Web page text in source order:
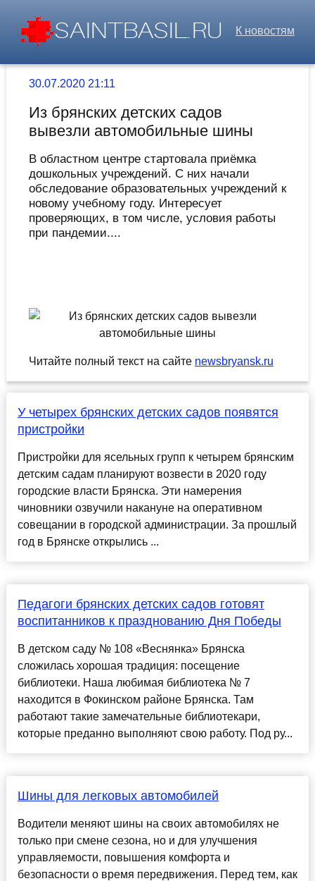
К новостям
30.07.2020 21:11
Из брянских детских садов
вывезли автомобильные шины
В областном центре стартовала приёмка
дошкольных учреждений. С них начали
обследование образовательных учреждений к
новому учебному году. Интересует
проверяющих, в том числе, условия работы
при пандемии....
Читайте полный текст на сайте newsbryansk.ru
У четырех брянских детских садов появятся
пристройки
Пристройки для ясельных групп к четырем брянским
детским садам планируют возвести в 2020 году
городские власти Брянска. Эти намерения
чиновники озвучили накануне на оперативном
совещании в городской администрации. За прошлый
год в Брянске открылись ...
Педагоги брянских детских садов готовят
воспитанников к празднованию Дня Победы
В детском саду № 108 «Веснянка» Брянска
сложилась хорошая традиция: посещение
библиотеки. Наша любимая библиотека № 7
находится в Фокинском районе Брянска. Там
работают такие замечательные библиотекари,
которые преданно выполняют свою работу. Под ру...
Шины для легковых автомобилей
Водители меняют шины на своих автомобилях не
только при смене сезона, но и для улучшения
управляемости, повышения комфорта и
безопасности о время передвижения. Перед тем, как